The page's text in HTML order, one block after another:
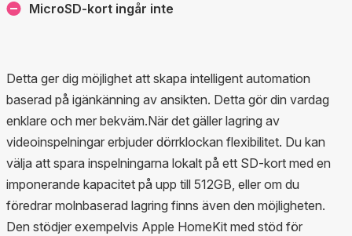
MicroSD-kort ingår inte
Detta ger dig möjlighet att skapa intelligent automation
baserad på igänkänning av ansikten. Detta gör din vardag
enklare och mer bekväm.När det gäller lagring av
videoinspelningar erbjuder dörrklockan flexibilitet. Du kan
välja att spara inspelningarna lokalt på ett SD-kort med en
imponerande kapacitet på upp till 512GB, eller om du
föredrar molnbaserad lagring finns även den möjligheten.
Den stödjer exempelvis Apple HomeKit med stöd för